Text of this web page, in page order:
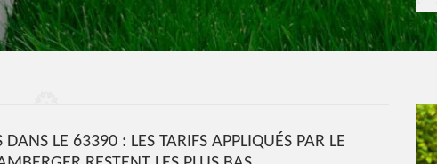
LE 63390 : LES TARIFS APPLIQUÉS PAR LE